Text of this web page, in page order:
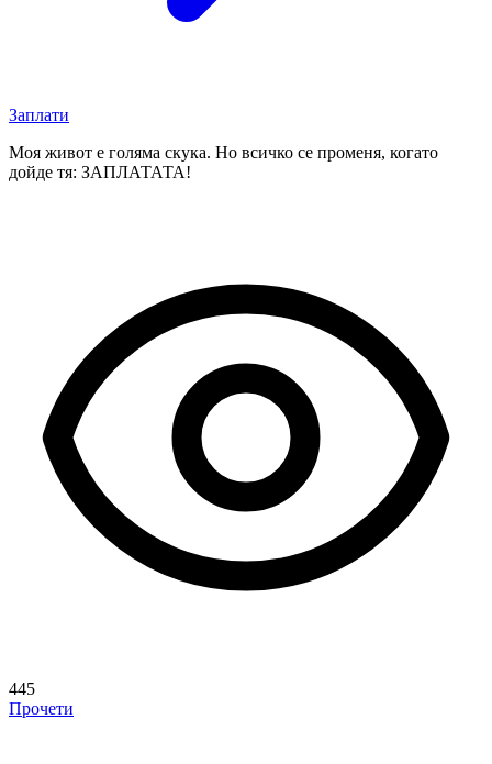
Заплати
Моя живот е голяма скука. Но всичко се променя, когато
дойде тя: ЗАПЛАТАТА!
445
Прочети